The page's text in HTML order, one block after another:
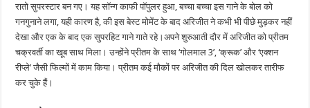
रातो सुपरस्टार बन गए। यह सॉन्ग काफी पॉपुलर हुआ, बच्चा बच्चा इस गाने के बोल को
गनगुनाने लगा, यही कारण है, की इस बेस्ट मोमेंट के बाद अरिजीत ने कभी भी पीछे मुड़कर नहीं
देखा और एक के बाद एक सुपरहिट गाने गाते रहे।अपने शुरुआती दौर में अरिजीत को प्रीतम
चक्रवर्ती का खूब साथ मिला। उन्होंने प्रीतम के साथ ‘गोलमाल 3’, ‘क्रूक’ और ‘एक्शन
रीप्ले’ जैसी फिल्मों में काम किया। प्रीतम कई मौकों पर अरिजीत की दिल खोलकर तारीफ
कर चुके हैं।